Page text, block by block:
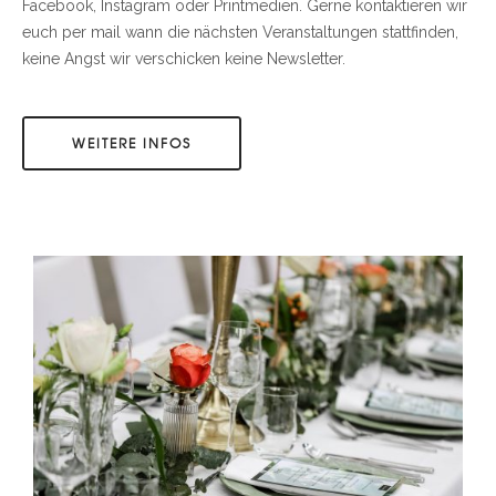
Facebook, Instagram oder Printmedien. Gerne kontaktieren wir
euch per mail wann die nächsten Veranstaltungen stattfinden,
keine Angst wir verschicken keine Newsletter.
WEITERE INFOS